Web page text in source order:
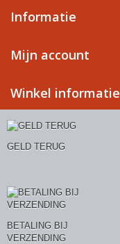
Informatie
Mijn account
Winkel informatie
GELD TERUG
BETALING BIJ
VERZENDING